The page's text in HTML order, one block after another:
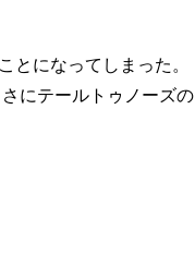
になってしまった。
にテールトゥノーズの